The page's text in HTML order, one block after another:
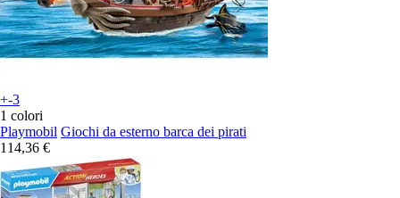
+-3
1 colori
Playmobil Giochi da esterno barca dei pirati
114,36 €